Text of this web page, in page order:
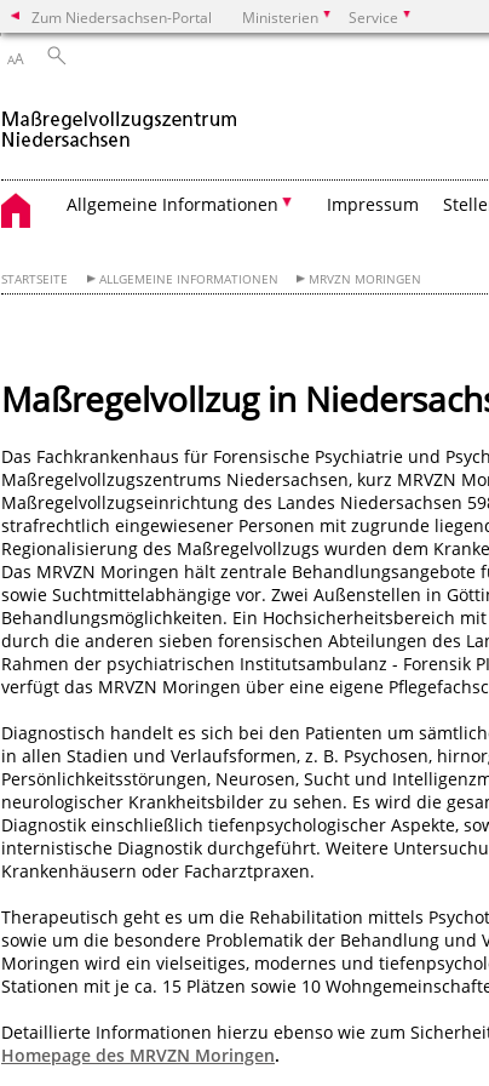
Zum Niedersachsen-Portal Ministerien Service
AA
Allgemeine Informationen Impressum
STARTSEITE ALLGEMEINE INFORMATIONEN MRVZN MORINGEN
Maßregelvollzug in
Das Fachkrankenhaus für Forensische Psychiatrie und
Maßregelvollzugszentrums Niedersachsen, kurz MRVZN
Maßregelvollzugseinrichtung des Landes Niedersachsen
strafrechtlich eingewiesener Personen mit zugrunde
Regionalisierung des Maßregelvollzugs wurden dem
Das MRVZN Moringen hält zentrale
sowie Suchtmittelabhängige vor. Zwei Außenstellen in
Behandlungsmöglichkeiten. Ein Hochsicherheits­bereich
durch die anderen sieben forensischen Abteilungen des
Rahmen der psychiatrischen Institutsambulanz - Forensik
verfügt das MRVZN Moringen über eine eigene
Diagnostisch handelt es sich bei den Patienten um
in allen Stadien und Verlaufsformen, z. B. Psychosen,
Persönlichkeitsstörungen, Neurosen, Sucht und
neurologischer Krankheitsbilder zu sehen. Es wird die
Diagnostik einschließlich tiefenpsychologischer Aspekte,
internistische Diagnostik durchgeführt. Weitere
Krankenhäusern oder Facharztpraxen.
Therapeutisch geht es um die Rehabilitation mittels
sowie um die besondere Problematik der Behandlung und
Moringen wird ein vielseitiges, modernes und
Stationen mit je ca. 15 Plätzen sowie 10
Detaillierte Informationen hierzu ebenso wie zum
Homepage des MRVZN Moringen.